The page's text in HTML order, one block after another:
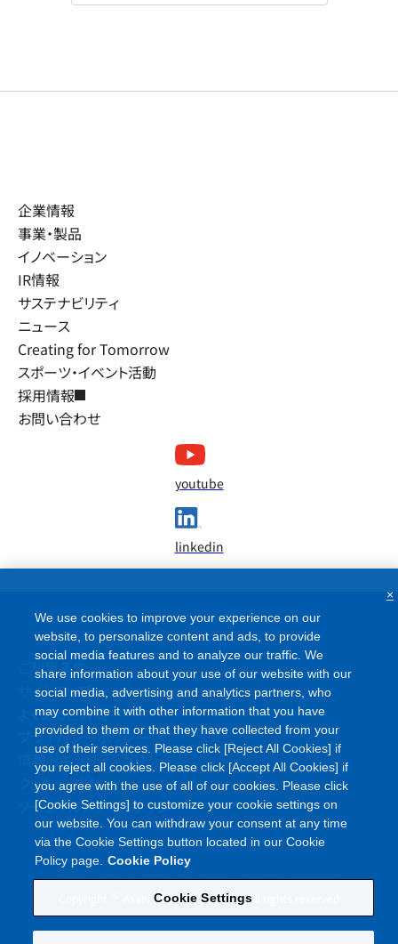
企業情報
事業・製品
イノベーション
IR情報
サステナビリティ
ニュース
Creating for Tomorrow
スポーツ・イベント活動
採用情報
お問い合わせ
youtube
linkedin
ご利用条件
サイトマップ
よくあるご質問
プライバシーポリシー
情報セキュリティポリシー
クッキーポリシー
ソーシャルメディアポリシー
Asahi Kasei Corporation. All rights reserved
We use cookies to improve your experience on our
website, to personalize content and ads, to provide
social media features and to analyze our traffic. We
share information about your use of our website with our
social media, advertising and analytics partners, who
may combine it with other information that you have
provided to them or that they have collected from your
use of their services. Please click [Reject All Cookies] if
you reject all cookies. Please click [Accept All Cookies] if
you agree with the use of all of our cookies. Please click
[Cookie Settings] to customize your cookie settings on
our website. You can withdraw your consent at any time
via the Cookie Settings button located in our Cookie
Policy page. Cookie Policy
Cookie Settings
×